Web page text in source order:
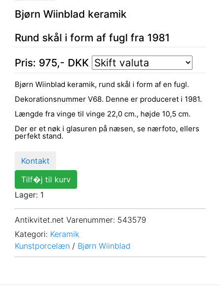
Bjørn Wiinblad keramik
Rund skål i form af fugl fra 1981
Pris: 975,- DKK
Bjørn Wiinblad keramik, rund skål i form af en fugl.
Dekorationsnummer V68. Denne er produceret i 1981.
Længde fra vinge til vinge 22,0 cm., højde 10,5 cm.
Der er et nøk i glasuren på næsen, se nærfoto, ellers
perfekt stand.
Kontakt
Tilf�j til kurv
Lager: 1
Antikvitet.net Varenummer: 543579
Kategori: Keramik
Kunstporcelæn / Bjørn Wiinblad